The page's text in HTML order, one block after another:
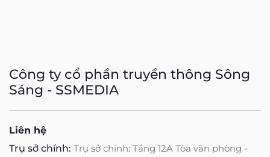
Công ty cổ phần truyền thông Sông
Sáng - SSMEDIA
Liên hệ
Trụ sở chính: Trụ sở chính: Tầng 12A Tòa văn phòng -